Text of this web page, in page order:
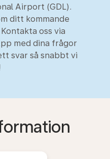
Airport (GDL).
ditt kommande
oss via
med dina frågor
svar så snabbt vi